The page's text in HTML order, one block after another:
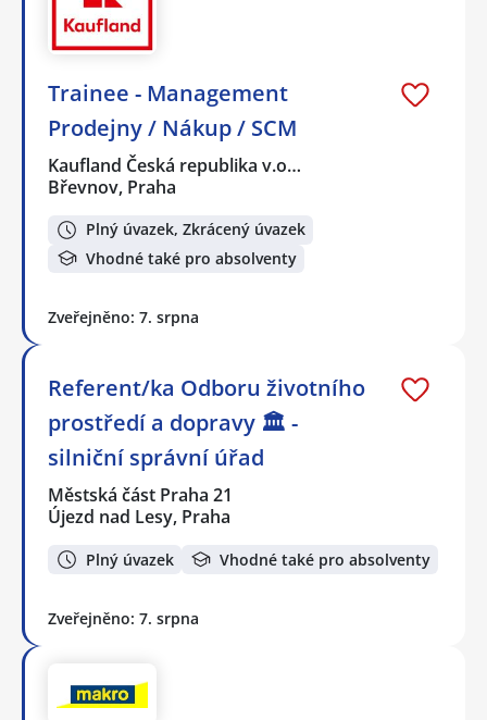
Trainee - Management
Prodejny / Nákup / SCM
Kaufland Česká republika v.o…
Břevnov, Praha
Plný úvazek, Zkrácený úvazek
Vhodné také pro absolventy
Zveřejněno: 7. srpna
Referent/ka Odboru životního
prostředí a dopravy 🏛️ -
silniční správní úřad
Městská část Praha 21
Újezd nad Lesy, Praha
Plný úvazek Vhodné také pro absolventy
Zveřejněno: 7. srpna